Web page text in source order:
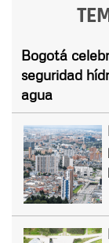
Bogotá
seguridad
agua